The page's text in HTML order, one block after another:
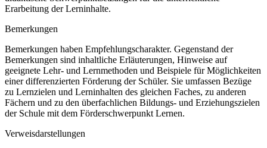
Erarbeitung der Lerninhalte.
Bemerkungen
Bemerkungen haben Empfehlungscharakter. Gegenstand der
Bemerkungen sind inhaltliche Erläuterungen, Hinweise auf
geeignete Lehr- und Lernmethoden und Beispiele für Möglichkeiten
einer differenzierten Förderung der Schüler. Sie umfassen Bezüge
zu Lernzielen und Lerninhalten des gleichen Faches, zu anderen
Fächern und zu den überfachlichen Bildungs- und Erziehungszielen
der Schule mit dem Förderschwerpunkt Lernen.
Verweisdarstellungen